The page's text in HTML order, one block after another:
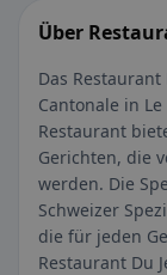
Über
Das
Cantonale in
Restaurant
Gerichten, die
werden. Die
Schweizer
die für jeden
Restaurant Du